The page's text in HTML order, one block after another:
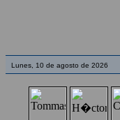
Lunes, 10 de agosto de 2026